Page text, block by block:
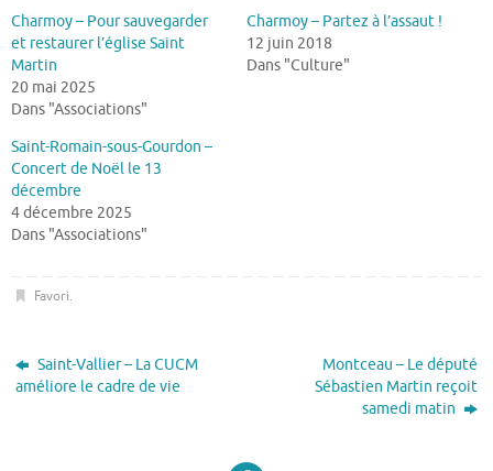
Charmoy – Pour sauvegarder
et restaurer l’église Saint
Martin
20 mai 2025
Dans "Associations"
Charmoy – Partez à l’assaut !
12 juin 2018
Dans "Culture"
Saint-Romain-sous-Gourdon –
Concert de Noël le 13
décembre
4 décembre 2025
Dans "Associations"
Favori.
Saint-Vallier – La CUCM
améliore le cadre de vie
Montceau – Le député
Sébastien Martin reçoit
samedi matin